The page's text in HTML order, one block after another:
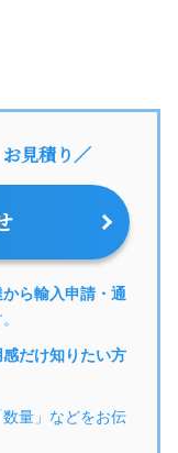
見積り／
ら輸入申請・通
感だけ知りたい方
量」などをお伝